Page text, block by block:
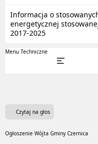
Informacja o
energetycznej
2017-2025
Menu Techniczne
Czytaj na głos
Ogłoszenie Wójta Gminy Czernica